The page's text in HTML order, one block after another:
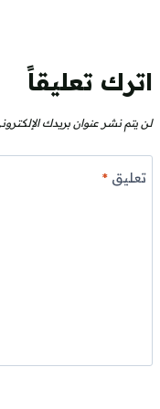
اترك تعليقاً
لن يتم نشر عنوان بريدك
تعليق*